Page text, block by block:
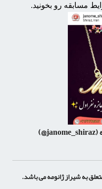
مسابقه رو بخونید.
(janome_shiraz@)